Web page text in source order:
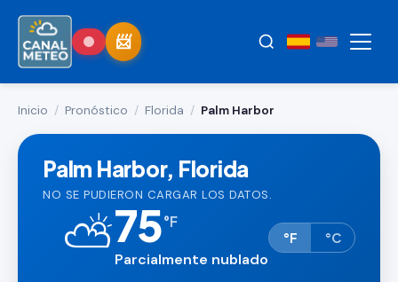
Inicio / Pronóstico / Florida / Palm Harbor
Palm Harbor, Florida
NO SE PUDIERON CARGAR LOS DATOS.
⛅75°F
Parcialmente nublado
°F °C